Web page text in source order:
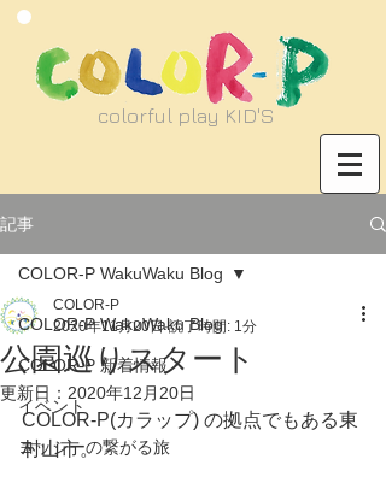
​colorful play KID'S
記事
COLOR-P WakuWaku Blog
COLOR-P 新着情報
イベント
ヨッシーの繋がる旅
COLOR-P WakuWaku Blog
公園巡りスタート
COLOR-P
2020年11月20日 読了時間: 1分
更新日： 2020年12月20日
COLOR-P(カラップ) の拠点でもある東
村山市。